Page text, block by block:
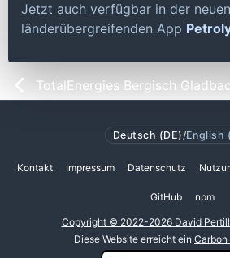
Jetzt auch verfügbar in der
länderübergreifenden App
TotalEnergies Bergisch
Deutsch (DE) /English
Kontakt Impressum Datenschutz
GitHub npm
Copyright © 2022-2026 David
Diese Website erreicht ein Carbon